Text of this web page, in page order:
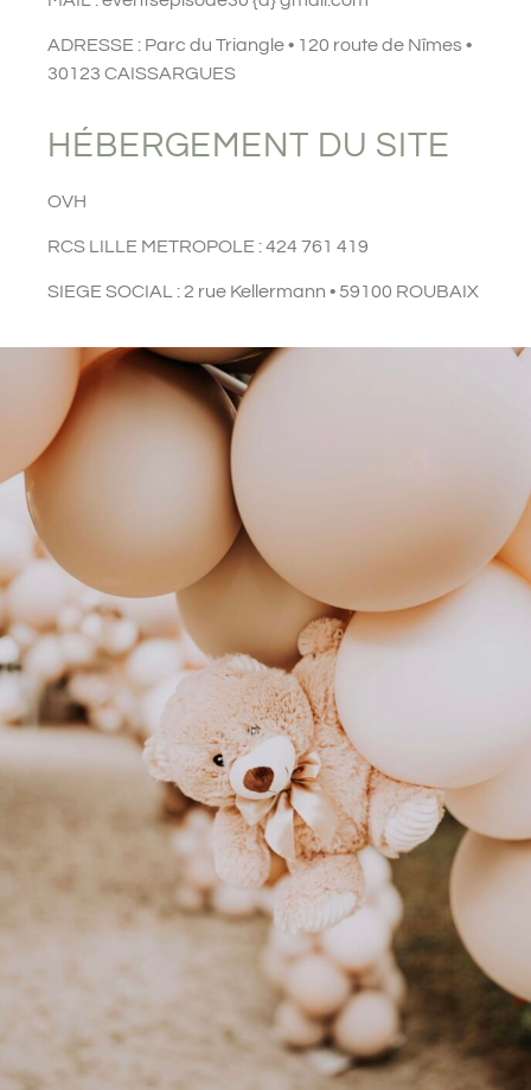
ADRESSE : Parc du Triangle • 120 route de Nîmes •
30123 CAISSARGUES
HÉBERGEMENT DU SITE
OVH
RCS LILLE METROPOLE : 424 761 419
SIEGE SOCIAL : 2 rue Kellermann • 59100 ROUBAIX